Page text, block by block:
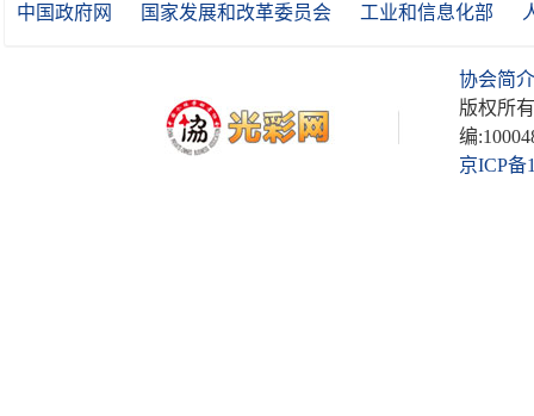
中国政府网 国家发展和改革委员会 工业和信息化部
协会简介
版权所
编
京ICP备